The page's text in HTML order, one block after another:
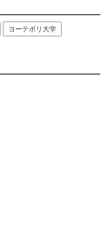
ヨーテボリ大学